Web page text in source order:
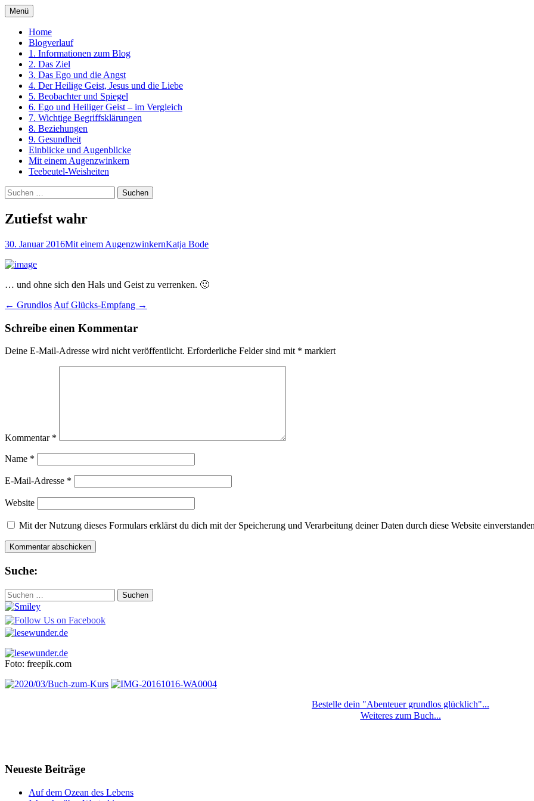
Zum
Inhalt
springen
Ein Kurs in Wundern
Menü
Home
Blogverlauf
1. Informationen zum Blog
2. Das Ziel
3. Das Ego und die Angst
4. Der Heilige Geist, Jesus und die Liebe
5. Beobachter und Spiegel
6. Ego und Heiliger Geist – im Vergleich
7. Wichtige Begriffsklärungen
8. Beziehungen
9. Gesundheit
Einblicke und Augenblicke
Mit einem Augenzwinkern
Teebeutel-Weisheiten
Suchen
nach:
Zutiefst wahr
30. Januar 2016Mit einem AugenzwinkernKatja Bode
… und ohne sich den Hals und Geist zu verrenken. 🙂
Beitragsnavigation
← Grundlos Auf Glücks-Empfang →
Schreibe einen Kommentar
Deine E-Mail-Adresse wird nicht veröffentlicht. Erforderliche Felder sind mit * markiert
Kommentar *
Name *
E-Mail-Adresse *
Website
Mit der Nutzung dieses Formulars erklärst du dich mit der Speicherung und Verarbeitung deiner Daten durch diese Website
Suche:
Suchen
nach:
Foto: freepik.com
Bestelle dein "Abenteuer grundlos glücklich"...
Weiteres zum Buch...
Neueste Beiträge
Auf dem Ozean des Lebens